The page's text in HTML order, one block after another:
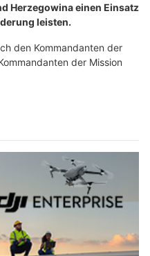
Herzegowina einen Einsatz
leisten.
den Kommandanten der
der Mission